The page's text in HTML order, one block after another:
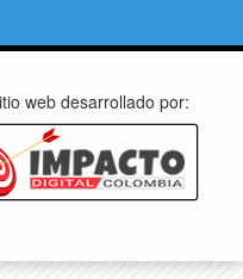
web desarrollado por: